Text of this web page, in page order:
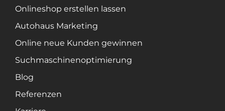
Onlineshop erstellen lassen
Autohaus Marketing
Online neue Kunden gewinnen
Suchmaschinenoptimierung
Blog
Referenzen